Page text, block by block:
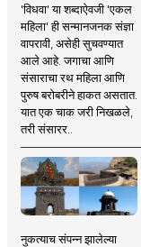
'विधवा' या शब्दाऐवजी 'एकल
महिला' ही सन्मानजनक संज्ञा
वापरावी, असेही सुचवण्यात
आले आहे. जगाचा आणि
संसाराचा रथ महिला आणि
पुरुष बरोबरीने हाकत असतात.
यात एक चाक जरी निखळले,
तरी संसारर..
नुकत्याच संपन्न झालेल्या